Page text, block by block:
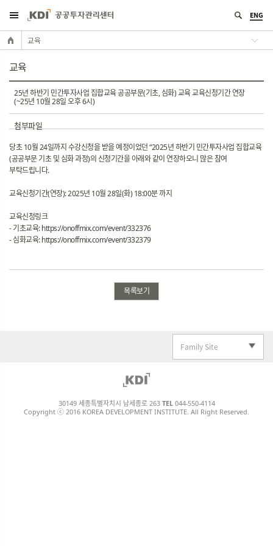
ENG
교육
교육
25년 하반기 민간투자사업 집합교육 공공부문(기초, 심화) 교육 교육신청기간 연장
(~25년 10월 28일 오후 6시)
첨부파일
당초 10월 24일까지 수강신청을 받을 예정이었던 “2025년 하반기 민간투자사업 집합교육
(공공부문 기초 및 심화 과정)의 신청기간을 아래와 같이 연장하오니 많은 참여
부탁드립니다.
교육신청기간(연장): 2025년 10월 28일(화) 18:00분 까지
교육신청링크
- 기초교육:https://onoffmix.com/event/332376
- 심화교육:https://onoffmix.com/event/332379
목록보기
Family Site
30149 세종특별자치시 남세종로 263 TEL044-550-4114
Copyright ⓒ 2016 KOREA DEVELOPMENT INSTITUTE. All Right Reserved.